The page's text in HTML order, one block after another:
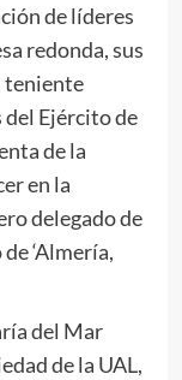
de líderes
redonda, sus
teniente
del Ejército de
de la
en la
delegado de
‘Almería,
del Mar
de la UAL,